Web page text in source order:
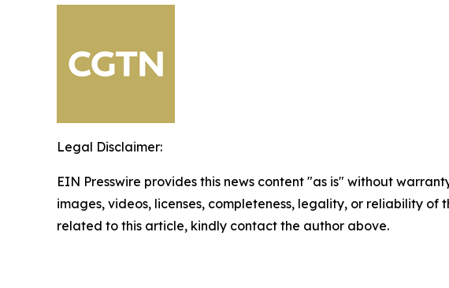
Legal Disclaimer:
EIN Presswire provides this news content "as is" without
images, videos, licenses, completeness, legality, or reliability
related to this article, kindly contact the author above.